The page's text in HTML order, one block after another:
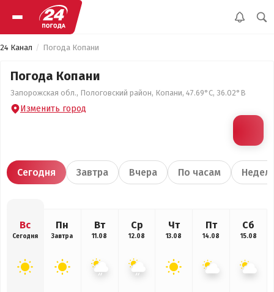
24 Канал Погода Копани
Погода Копани
Запорожская обл., Пологовский район, Копани, 47.69°С, 36.02°В
Изменить город
Сегодня Завтра Вчера По часам
Вс
Сегодня
Пн
Завтра
Вт
11.08
Ср
12.08
Чт
13.08
Пт
14.08
Сб
15.08